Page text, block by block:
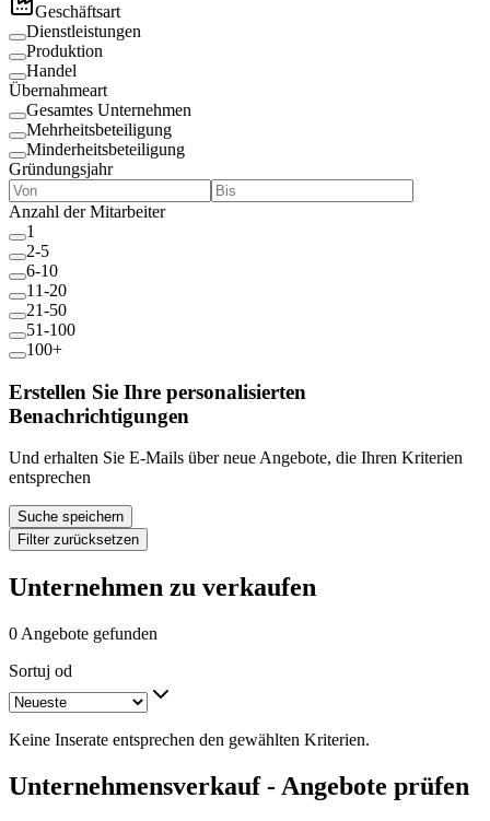
Geschäftsart
Dienstleistungen
Produktion
Handel
Übernahmeart
Gesamtes Unternehmen
Mehrheitsbeteiligung
Minderheitsbeteiligung
Gründungsjahr
Anzahl der Mitarbeiter
1
2-5
6-10
11-20
21-50
51-100
100+
Erstellen Sie Ihre personalisierten
Benachrichtigungen
Und erhalten Sie E-Mails über neue Angebote, die Ihren Kriterien
entsprechen
Suche speichern
Filter zurücksetzen
Unternehmen zu verkaufen
0 Angebote gefunden
Sortuj od
Keine Inserate entsprechen den gewählten Kriterien.
Unternehmensverkauf - Angebote prüfen